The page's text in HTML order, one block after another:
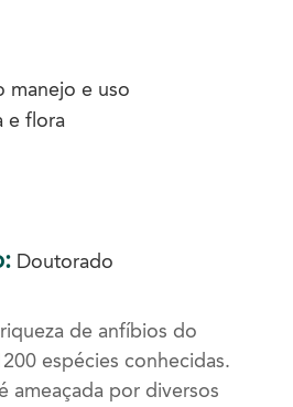
manejo e uso
e flora
Doutorado
de anfíbios do
espécies conhecidas.
ameaçada por diversos